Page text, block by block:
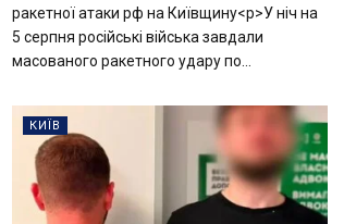
ракетної атаки рф на Київщину<p>У ніч на
5 серпня російські війська завдали
масованого ракетного удару по...
КИЇВ